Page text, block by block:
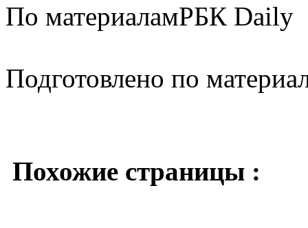
По материаламРБК Daily
Подготовлено по
Похожие страницы :